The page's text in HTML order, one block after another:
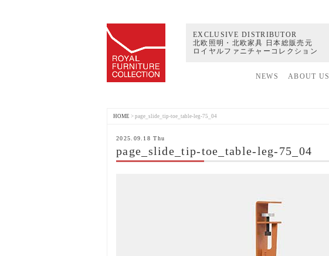
EXCLUSIVE DISTRIBUTOR
北欧照明・北欧家具 日本総販売元
ロイヤルファニチャーコレクション
NEWS ABOUT US
HOME > page_slide_tip-toe_table-leg-75_04
2025.09.18 Thu
page_slide_tip-toe_table-leg-75_04